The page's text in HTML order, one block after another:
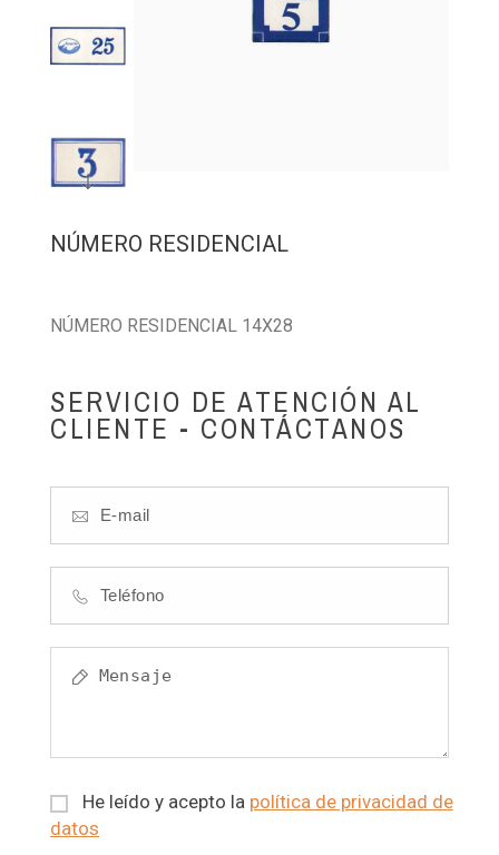
NÚMERO RESIDENCIAL
NÚMERO RESIDENCIAL 14X28
SERVICIO DE ATENCIÓN AL
CLIENTE - CONTÁCTANOS
He leído y acepto la política de privacidad de
datos